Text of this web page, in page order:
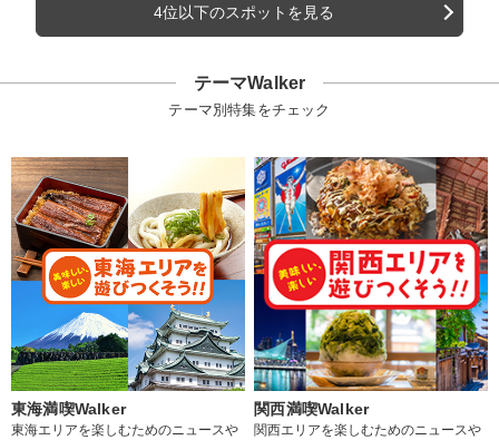
4位以下のスポットを見る
テーマWalker
テーマ別特集をチェック
東海満喫Walker
東海エリアを楽しむためのニュースや
関西満喫Walker
関西エリアを楽しむためのニュースや